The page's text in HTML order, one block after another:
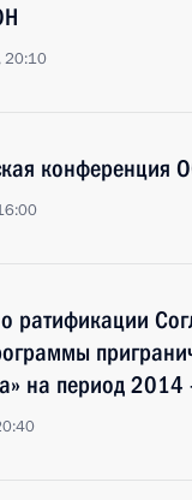
20:10
конференция
ратификации
на период 2014